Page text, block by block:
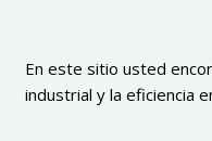
En este sitio usted
industrial y la eficiencia